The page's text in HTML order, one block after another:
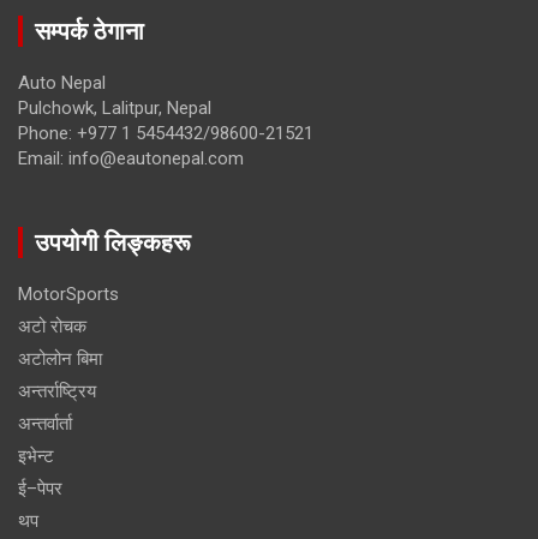
सम्पर्क ठेगाना
Auto Nepal
Pulchowk, Lalitpur, Nepal
Phone: +977 1 5454432/98600-21521
Email: info@eautonepal.com
उपयोगी लिङ्कहरू
MotorSports
अटो रोचक
अटोलोन बिमा
अन्तर्राष्ट्रिय
अन्तर्वार्ता
इभेन्ट
ई–पेपर
थप